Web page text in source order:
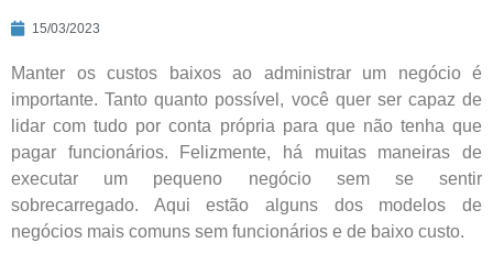
15/03/2023
Manter os custos baixos ao administrar um negócio é
importante. Tanto quanto possível, você quer ser capaz de
lidar com tudo por conta própria para que não tenha que
pagar funcionários. Felizmente, há muitas maneiras de
executar um pequeno negócio sem se sentir
sobrecarregado. Aqui estão alguns dos modelos de
negócios mais comuns sem funcionários e de baixo custo.